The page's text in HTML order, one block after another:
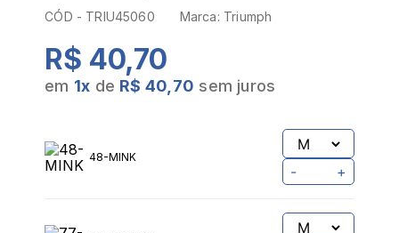
CÓD - TRIU45060 Marca: Triumph
R$ 40,70
em 1x de R$ 40,70 sem juros
48-MINK
- +